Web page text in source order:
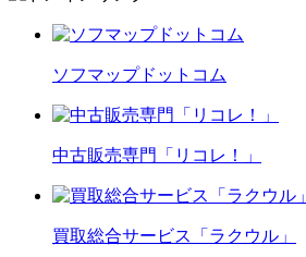
ソフマップドットコム
中古販売専門「リコレ！」
買取総合サービス「ラクウル」